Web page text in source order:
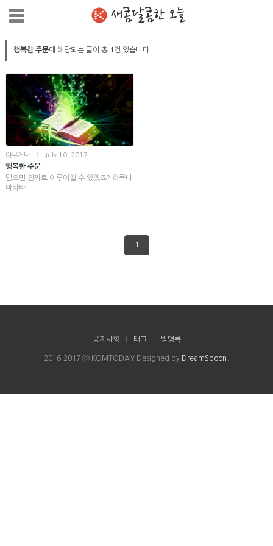
새콤달콤한 오늘
행복한 주문에 해당되는 글이 총 1 건 있습니다.
아무거나 July 10, 2017
행복한 주문
믿으면 진짜로 이루어질 수 있겠죠? 하쿠나
마타타!
1
공지사항 태그 방명록
2016-2017 ⓒ KOMTODAY Designed by DreamSpoon